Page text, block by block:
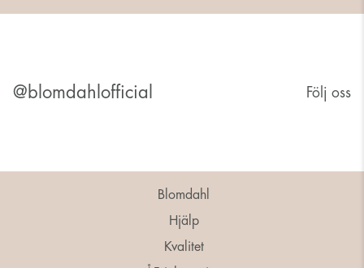
@blomdahlofficial Följ oss
Blomdahl
Hjälp
Kvalitet